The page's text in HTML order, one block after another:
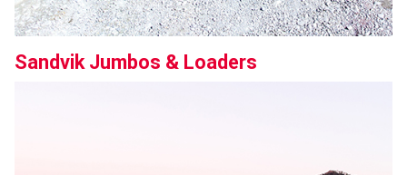
Sandvik Jumbos & Loaders